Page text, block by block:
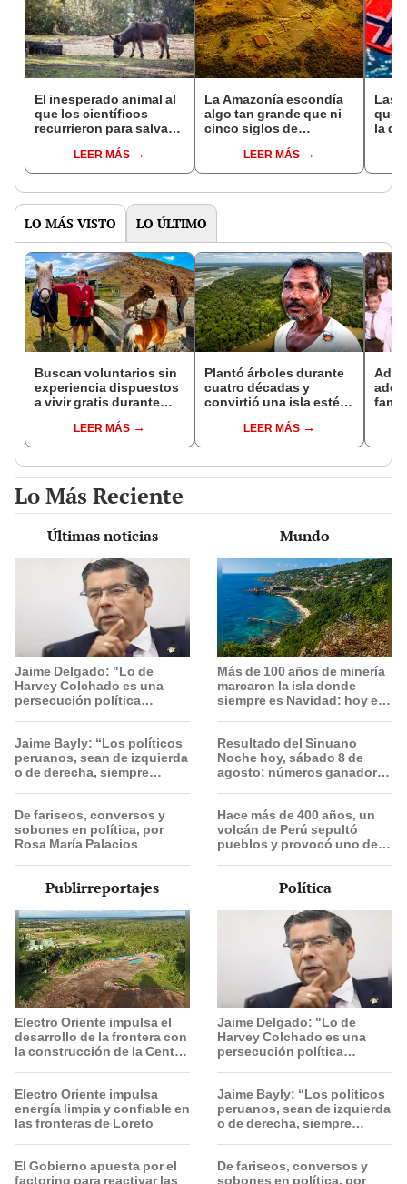
El inesperado animal al
que los científicos
recurrieron para salvar
reintroducción de un
asno salvaje está
en un paisaje con más
vida
LEER MÁS
La Amazonía escondía
algo tan grande que ni
cinco siglos de
encontrarlo: el hallazgo
podría cambiar todo lo
pasado
LEER MÁS
Las
que
la de
LO MÁS VISTO LO ÚLTIMO
Buscan voluntarios sin
experiencia dispuestos
a vivir gratis durante
cuidar caballos, burros
y otros animales
refugio por 2 horas
LEER MÁS
Plantó árboles durante
cuatro décadas y
convirtió una isla estéril
hoy supera casi seis
veces al Parque de las
LEER MÁS
ADN
Lo Más Reciente
Últimas noticias
Jaime Delgado: "Lo de
Harvey Colchado es una
persecución política
Jaime Bayly: “Los políticos
peruanos, sean de izquierda
o de derecha, siempre
De fariseos, conversos y
sobones en política, por
Rosa María Palacios
Mundo
Más de 100 años de minería
marcaron la isla donde
siempre es Navidad: hoy es
Resultado del Sinuano
Noche hoy, sábado 8 de
agosto: números ganadores
Hace más de 400 años, un
volcán de Perú sepultó
pueblos y provocó uno de
monitoreo
Publirreportajes
Electro Oriente impulsa el
desarrollo de la frontera con
la construcción de la Central
Electro Oriente impulsa
energía limpia y confiable en
las fronteras de Loreto
El Gobierno apuesta por el
factoring para reactivar las
Política
Jaime Delgado: "Lo de
Harvey Colchado es una
persecución política
Jaime Bayly: “Los políticos
peruanos, sean de izquierda
o de derecha, siempre
De fariseos, conversos y
sobones en política, por